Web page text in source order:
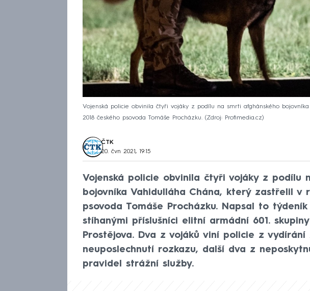
Vojenská policie obvinila čtyři vojáky z podílu na smrti afghánského
2018 českého psovoda Tomáše Procházku.
Zdroj: Profimedia.cz
ČTK
20. čvn 2021, 19:15
Vojenská policie obvinila čtyři vojáky z podílu
bojovníka Vahidulláha Chána, který zastřelil v
psovoda Tomáše Procházku. Napsal to týdeník
stíhanými příslušníci elitní armádní 601.
Prostějova. Dva z vojáků viní policie z
neuposlechnutí rozkazu, další dva z
pravidel strážní služby.